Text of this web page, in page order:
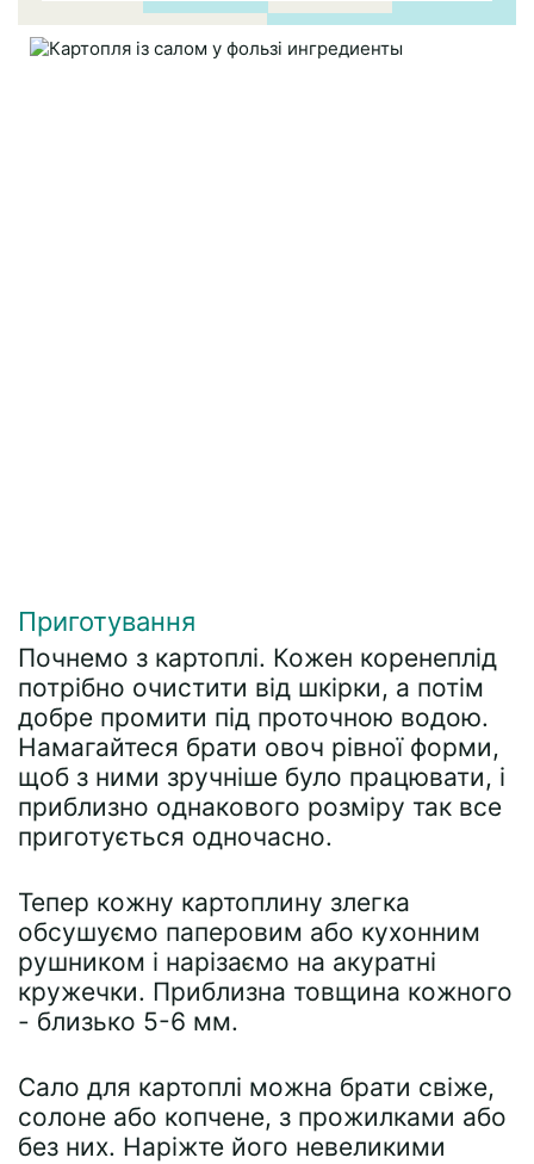
Приготування
Почнемо з картоплі. Кожен коренеплід
потрібно очистити від шкірки, а потім
добре промити під проточною водою.
Намагайтеся брати овоч рівної форми,
щоб з ними зручніше було працювати, і
приблизно однакового розміру так все
приготується одночасно.
Тепер кожну картоплину злегка
обсушуємо паперовим або кухонним
рушником і нарізаємо на акуратні
кружечки. Приблизна товщина кожного
- близько 5-6 мм.
Сало для картоплі можна брати свіже,
солоне або копчене, з прожилками або
без них. Наріжте його невеликими